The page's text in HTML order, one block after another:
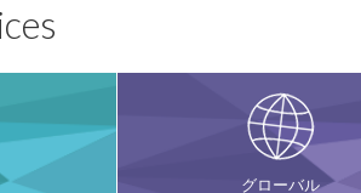
グローバル